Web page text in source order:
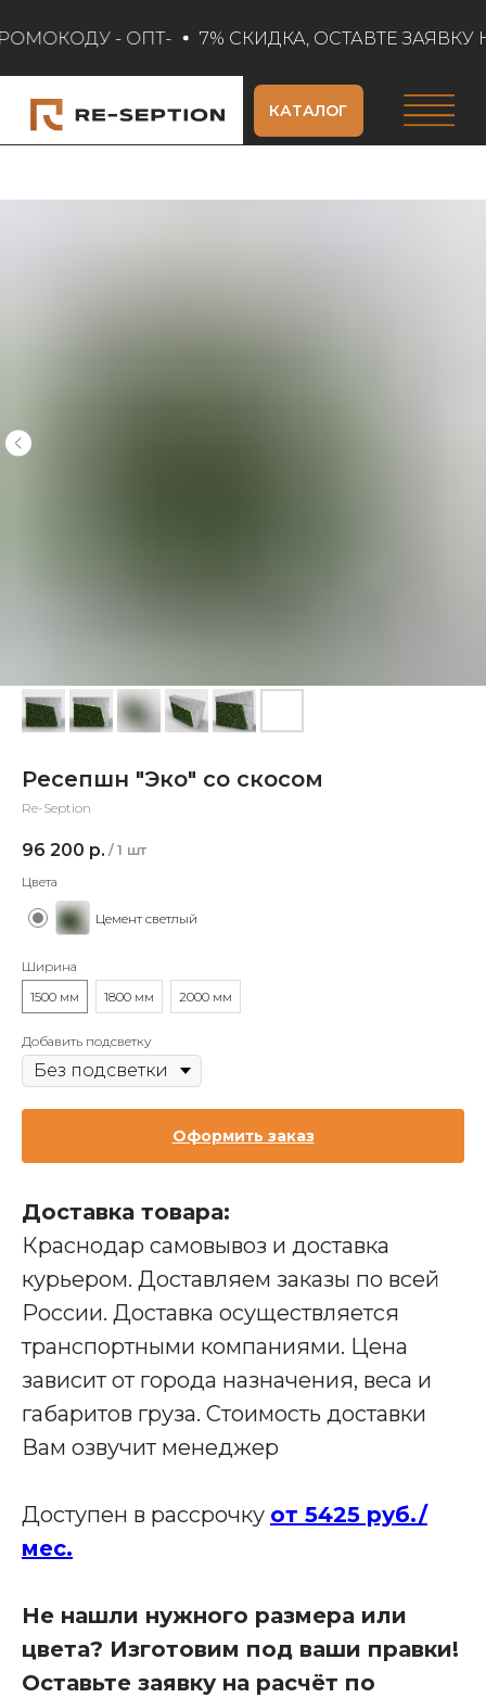
- ОПТ- 7% СКИДКА, ОСТАВТЕ
КАТАЛОГ
Ресепшн "Эко" со скосом
Re-Seption
96 200 р. / 1 шт
Цвета
Цемент светлый
Ширина
1500 мм
1800 мм 2000 мм
Добавить подсветку
Оформить заказ
Доставка товара:
Краснодар самовывоз и доставка
курьером. Доставляем заказы по всей
России. Доставка осуществляется
транспортными компаниями. Цена
зависит от города назначения, веса и
габаритов груза. Стоимость доставки
Вам озвучит менеджер
Доступен в рассрочку от 5425 руб./
мес.
Не нашли нужного размера или
цвета? Изготовим под ваши правки!
Оставьте заявку на расчёт по
Производство мебели для бизнеса
Наши адреса:
Офис в Краснодаре:
г. Краснодар, улица Шоссе Нефтяников, д. 28,
info@re-